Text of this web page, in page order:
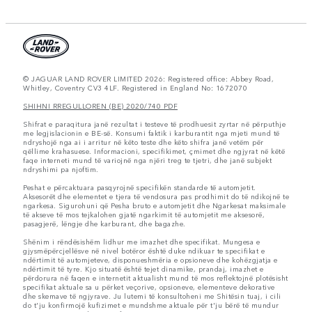
© JAGUAR LAND ROVER LIMITED 2026: Registered office: Abbey Road,
Whitley, Coventry CV3 4LF. Registered in England No: 1672070
SHIHNI RREGULLOREN (BE) 2020/740 PDF
Shifrat e paraqitura janë rezultat i testeve të prodhuesit zyrtar në përputhje
me legjislacionin e BE-së. Konsumi faktik i karburantit nga mjeti mund të
ndryshojë nga ai i arritur në këto teste dhe këto shifra janë vetëm për
qëllime krahasuese. Informacioni, specifikimet, çmimet dhe ngjyrat në këtë
faqe interneti mund të variojnë nga njëri treg te tjetri, dhe janë subjekt
ndryshimi pa njoftim.
Peshat e përcaktuara pasqyrojnë specifikën standarde të automjetit.
Aksesorët dhe elementet e tjera të vendosura pas prodhimit do të ndikojnë te
ngarkesa. Sigurohuni që Pesha bruto e automjetit dhe Ngarkesat maksimale
të akseve të mos tejkalohen gjatë ngarkimit të automjetit me aksesorë,
pasagjerë, lëngje dhe karburant, dhe bagazhe.
Shënim i rëndësishëm lidhur me imazhet dhe specifikat. Mungesa e
gjysmëpërcjellësve në nivel botëror është duke ndikuar te specifikat e
ndërtimit të automjeteve, disponueshmëria e opsioneve dhe kohëzgjatja e
ndërtimit të tyre. Kjo situatë është tejet dinamike, prandaj, imazhet e
përdorura në faqen e internetit aktualisht mund të mos reflektojnë plotësisht
specifikat aktuale sa u përket veçorive, opsioneve, elementeve dekorative
dhe skemave të ngjyrave. Ju lutemi të konsultoheni me Shitësin tuaj, i cili
do t'ju konfirmojë kufizimet e mundshme aktuale për t'ju bërë të mundur